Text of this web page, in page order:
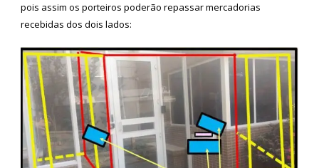
pois assim os porteiros poderão repassar mercadorias
recebidas dos dois lados: